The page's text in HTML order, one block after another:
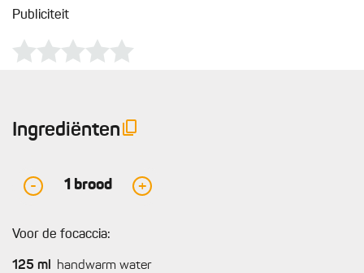
Publiciteit
Ingrediënten
- 1 brood +
Voor de focaccia:
125 ml
handwarm water